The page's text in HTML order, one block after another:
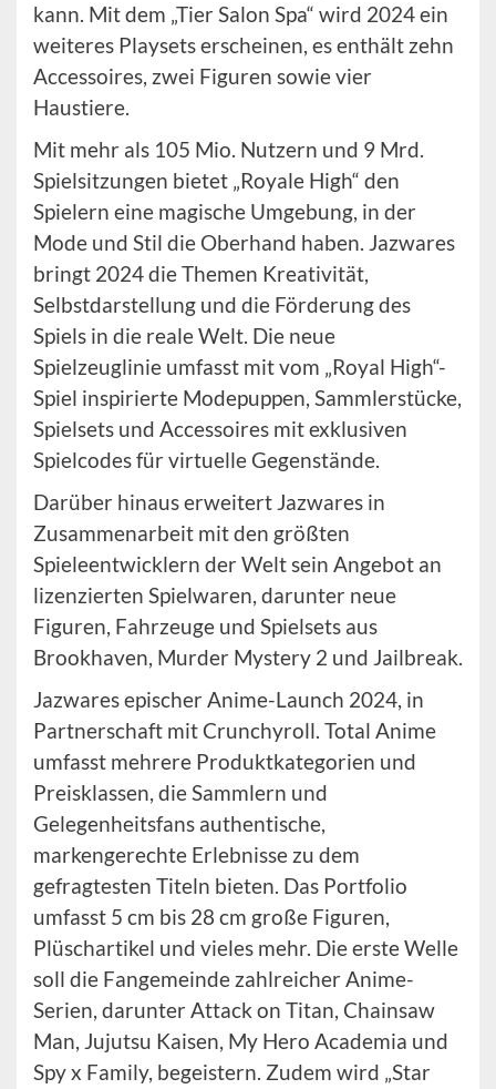
kann. Mit dem „Tier Salon Spa“ wird 2024 ein
weiteres Playsets erscheinen, es enthält zehn
Accessoires, zwei Figuren sowie vier
Haustiere.
Mit mehr als 105 Mio. Nutzern und 9 Mrd.
Spielsitzungen bietet „Royale High“ den
Spielern eine magische Umgebung, in der
Mode und Stil die Oberhand haben. Jazwares
bringt 2024 die Themen Kreativität,
Selbstdarstellung und die Förderung des
Spiels in die reale Welt. Die neue
Spielzeuglinie umfasst mit vom „Royal High“-
Spiel inspirierte Modepuppen, Sammlerstücke,
Spielsets und Accessoires mit exklusiven
Spielcodes für virtuelle Gegenstände.
Darüber hinaus erweitert Jazwares in
Zusammenarbeit mit den größten
Spieleentwicklern der Welt sein Angebot an
lizenzierten Spielwaren, darunter neue
Figuren, Fahrzeuge und Spielsets aus
Brookhaven, Murder Mystery 2 und Jailbreak.
Jazwares epischer Anime-Launch 2024, in
Partnerschaft mit Crunchyroll. Total Anime
umfasst mehrere Produktkategorien und
Preisklassen, die Sammlern und
Gelegenheitsfans authentische,
markengerechte Erlebnisse zu dem
gefragtesten Titeln bieten. Das Portfolio
umfasst 5 cm bis 28 cm große Figuren,
Plüschartikel und vieles mehr. Die erste Welle
soll die Fangemeinde zahlreicher Anime-
Serien, darunter Attack on Titan, Chainsaw
Man, Jujutsu Kaisen, My Hero Academia und
Spy x Family, begeistern. Zudem wird „Star